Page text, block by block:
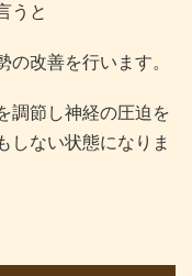
うと
改善を行います。
調節し神経の圧迫を
しない状態になりま